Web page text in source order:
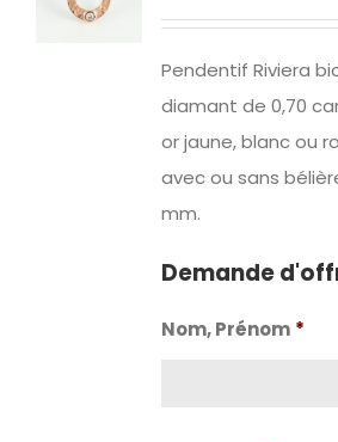
Pendentif Riviera
diamant de 0,70
or jaune, blanc ou
avec ou sans
mm.
Demande
Nom, Prénom *